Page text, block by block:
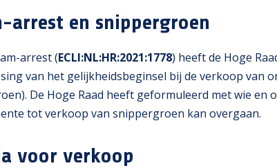
arrest en snippergroen
arrest (ECLI:NL:HR:2021:1778) heeft de Hoge
van het gelijkheidsbeginsel bij de verkoop van
De Hoge Raad heeft geformuleerd met wie en
tot verkoop van snippergroen kan overgaan.
voor verkoop